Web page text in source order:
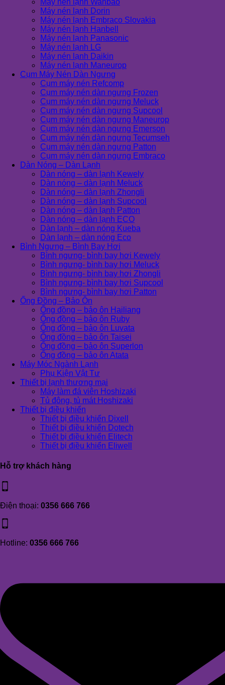
Máy nén lạnh Wanbao
Máy nén lạnh Dorin
Máy nén lạnh Embraco Slovakia
Máy nén lạnh Hanbell
Máy nén lạnh Panasonic
Máy nén lạnh LG
Máy nén lạnh Daikin
Máy nén lạnh Maneurop
Cụm Máy Nén Dàn Ngưng
Cụm máy nén Refcomp
Cụm máy nén dàn ngưng Frozen
Cụm máy nén dàn ngưng Meluck
Cụm máy nén dàn ngưng Supcool
Cụm máy nén dàn ngưng Maneurop
Cụm máy nén dàn ngưng Emerson
Cụm máy nén dàn ngưng Tecumseh
Cụm máy nén dàn ngưng Patton
Cụm máy nén dàn ngưng Embraco
Dàn Nóng – Dàn Lạnh
Dàn nóng – dàn lạnh Kewely
Dàn nóng – dàn lạnh Meluck
Dàn nóng – dàn lạnh Zhongli
Dàn nóng – dàn lạnh Supcool
Dàn nóng – dàn lạnh Patton
Dàn nóng – dàn lạnh ECO
Dàn lạnh – dàn nóng Kueba
Dàn lạnh – dàn nóng Eco
Bình Ngưng – Bình Bay Hơi
Bình ngưng- bình bay hơi Kewely
Bình ngưng- bình bay hơi Meluck
Bình ngưng- bình bay hơi Zhongli
Bình ngưng- bình bay hơi Supcool
Bình ngưng- bình bay hơi Patton
Ống Đồng – Bảo Ôn
Ống đồng – bảo ôn Hailiang
Ống đồng – bảo ôn Ruby
Ống đồng – bảo ôn Luvata
Ống đồng – bảo ôn Taisei
Ống đồng – bảo ôn Superlon
Ống đồng – bảo ôn Atata
Máy Móc Ngành Lạnh
Phụ Kiện Vật Tư
Thiết bị lạnh thương mại
Máy làm đá viên Hoshizaki
Tủ đông, tủ mát Hoshizaki
Thiết bị điều khiển
Thiết bị điều khiển Dixell
Thiết bị điều khiển Dotech
Thiết bị điều khiển Elitech
Thiết bị điều khiển Eliwell
Hỗ trợ khách hàng
Điện thoại: 0356 666 766
Hotline: 0356 666 766